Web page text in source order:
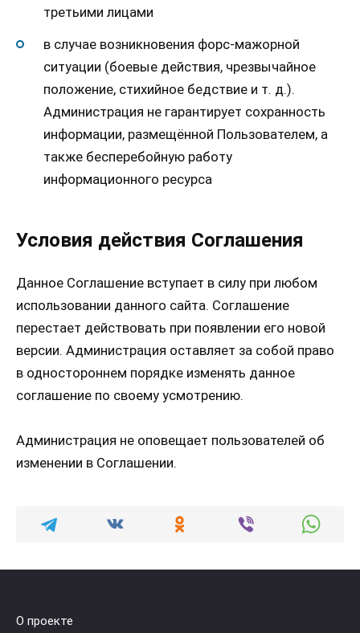
третьими лицами
в случае возникновения форс-мажорной
ситуации (боевые действия, чрезвычайное
положение, стихийное бедствие и т. д.).
Администрация не гарантирует сохранность
информации, размещённой Пользователем, а
также бесперебойную работу
информационного ресурса
Условия действия Соглашения
Данное Соглашение вступает в силу при любом
использовании данного сайта. Соглашение
перестает действовать при появлении его новой
версии. Администрация оставляет за собой право
в одностороннем порядке изменять данное
соглашение по своему усмотрению.
Администрация не оповещает пользователей об
изменении в Соглашении.
О проекте